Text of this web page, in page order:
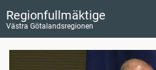
Regionfullmäktige
Västra Götalandsregionen